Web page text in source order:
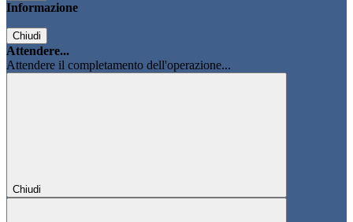
Informazione
Chiudi
Attendere...
Attendere il completamento dell'operazione...
Chiudi